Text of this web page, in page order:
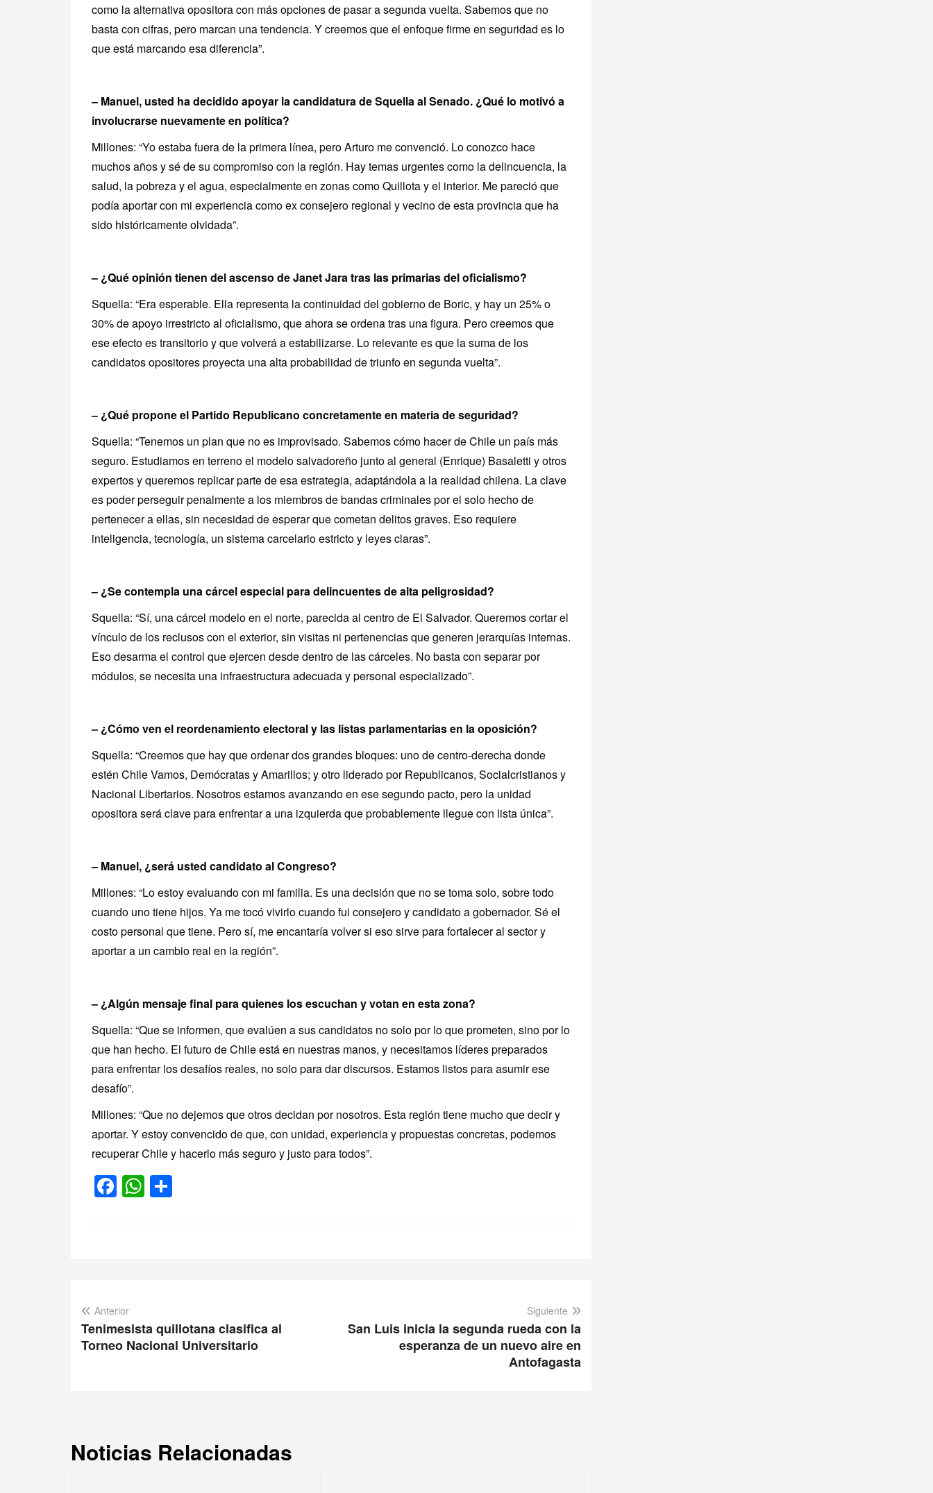
como la alternativa opositora con más opciones de pasar a segunda vuelta. Sabemos que no
basta con cifras, pero marcan una tendencia. Y creemos que el enfoque firme en seguridad es lo
que está marcando esa diferencia”.
– Manuel, usted ha decidido apoyar la candidatura de Squella al Senado. ¿Qué lo motivó a
involucrarse nuevamente en política?
Millones: “Yo estaba fuera de la primera línea, pero Arturo me convenció. Lo conozco hace
muchos años y sé de su compromiso con la región. Hay temas urgentes como la delincuencia, la
salud, la pobreza y el agua, especialmente en zonas como Quillota y el interior. Me pareció que
podía aportar con mi experiencia como ex consejero regional y vecino de esta provincia que ha
sido históricamente olvidada”.
– ¿Qué opinión tienen del ascenso de Janet Jara tras las primarias del oficialismo?
Squella: “Era esperable. Ella representa la continuidad del gobierno de Boric, y hay un 25% o
30% de apoyo irrestricto al oficialismo, que ahora se ordena tras una figura. Pero creemos que
ese efecto es transitorio y que volverá a estabilizarse. Lo relevante es que la suma de los
candidatos opositores proyecta una alta probabilidad de triunfo en segunda vuelta”.
– ¿Qué propone el Partido Republicano concretamente en materia de seguridad?
Squella: “Tenemos un plan que no es improvisado. Sabemos cómo hacer de Chile un país más
seguro. Estudiamos en terreno el modelo salvadoreño junto al general (Enrique) Basaletti y otros
expertos y queremos replicar parte de esa estrategia, adaptándola a la realidad chilena. La clave
es poder perseguir penalmente a los miembros de bandas criminales por el solo hecho de
pertenecer a ellas, sin necesidad de esperar que cometan delitos graves. Eso requiere
inteligencia, tecnología, un sistema carcelario estricto y leyes claras”.
– ¿Se contempla una cárcel especial para delincuentes de alta peligrosidad?
Squella: “Sí, una cárcel modelo en el norte, parecida al centro de El Salvador. Queremos cortar el
vínculo de los reclusos con el exterior, sin visitas ni pertenencias que generen jerarquías internas.
Eso desarma el control que ejercen desde dentro de las cárceles. No basta con separar por
módulos, se necesita una infraestructura adecuada y personal especializado”.
– ¿Cómo ven el reordenamiento electoral y las listas parlamentarias en la oposición?
Squella: “Creemos que hay que ordenar dos grandes bloques: uno de centro-derecha donde
estén Chile Vamos, Demócratas y Amarillos; y otro liderado por Republicanos, Socialcristianos y
Nacional Libertarios. Nosotros estamos avanzando en ese segundo pacto, pero la unidad
opositora será clave para enfrentar a una izquierda que probablemente llegue con lista única”.
– Manuel, ¿será usted candidato al Congreso?
Millones: “Lo estoy evaluando con mi familia. Es una decisión que no se toma solo, sobre todo
cuando uno tiene hijos. Ya me tocó vivirlo cuando fui consejero y candidato a gobernador. Sé el
costo personal que tiene. Pero sí, me encantaría volver si eso sirve para fortalecer al sector y
aportar a un cambio real en la región”.
– ¿Algún mensaje final para quienes los escuchan y votan en esta zona?
Squella: “Que se informen, que evalúen a sus candidatos no solo por lo que prometen, sino por lo
que han hecho. El futuro de Chile está en nuestras manos, y necesitamos líderes preparados
para enfrentar los desafíos reales, no solo para dar discursos. Estamos listos para asumir ese
desafío”.
Millones: “Que no dejemos que otros decidan por nosotros. Esta región tiene mucho que decir y
aportar. Y estoy convencido de que, con unidad, experiencia y propuestas concretas, podemos
recuperar Chile y hacerlo más seguro y justo para todos”.
Facebook
WhatsApp
Anterior
Tenimesista quillotana clasifica al
Torneo Nacional Universitario
Siguiente
San Luis inicia la segunda rueda con la
esperanza de un nuevo aire en
Antofagasta
Noticias Relacionadas